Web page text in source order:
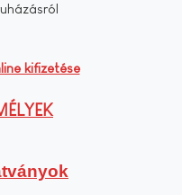
kifizetése